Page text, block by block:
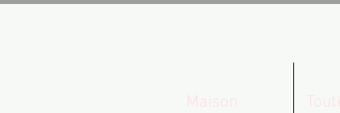
Maison